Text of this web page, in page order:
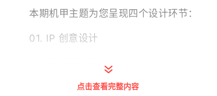
本期机甲主题为您呈现四个设计环节：
01. IP 创意设计
02. 品牌视觉设计
03. 主题界面设计点击查看完整内容